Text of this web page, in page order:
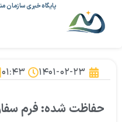
پایگاه خبری سازمان
۱۴۰۱-۰۲-۲۳ ۰۱:۴۳
حفاظت شده: فرم